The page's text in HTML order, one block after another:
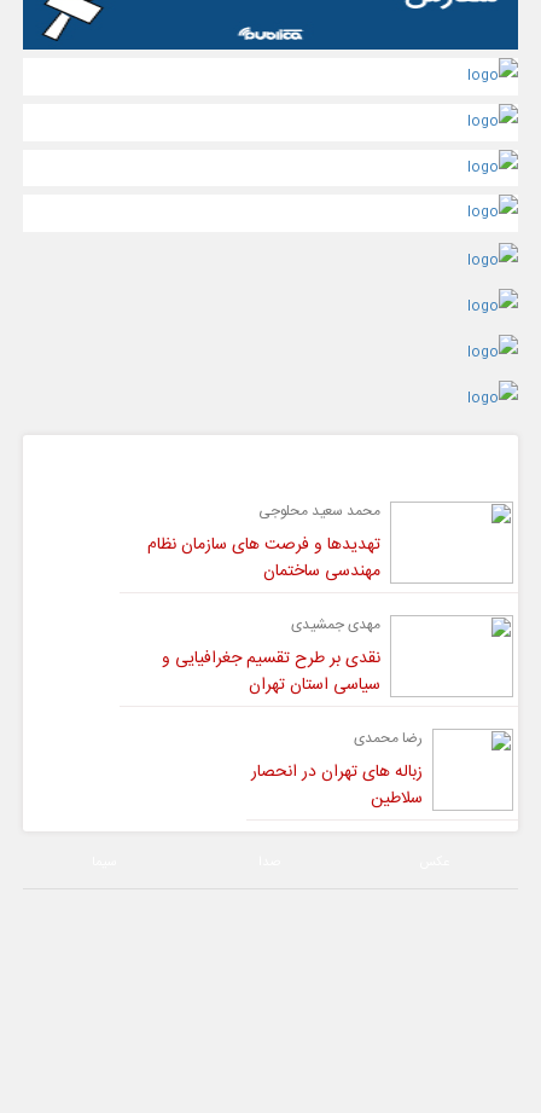
محمد سعید محلوجی
تهدیدها و فرصت های سازمان نظام
مهندسی ساختمان
مهدی جمشیدی
نقدی بر طرح تقسیم جغرافیایی و
سیاسی استان تهران
رضا محمدی
زباله های تهران در انحصار
سلاطین